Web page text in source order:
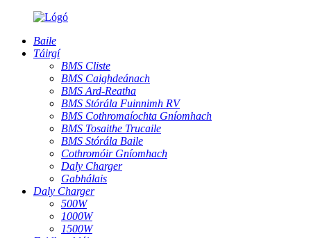
Baile
Táirgí
BMS Cliste
BMS Caighdeánach
BMS Ard-Reatha
BMS Stórála Fuinnimh RV
BMS Cothromaíochta Gníomhach
BMS Tosaithe Trucaile
BMS Stórála Baile
Cothromóir Gníomhach
Daly Charger
Gabhálais
Daly Charger
500W
1000W
1500W